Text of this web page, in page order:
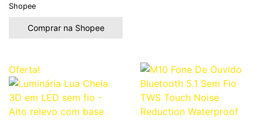
Shopee
Comprar na Shopee
Oferta!
original
era:
R$49,90.
é:
R$39,90.